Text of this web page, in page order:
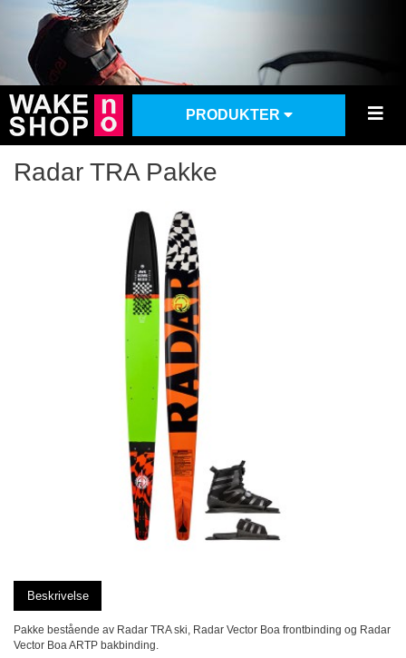
PRODUKTER
Radar TRA Pakke
Beskrivelse
Pakke bestående av Radar TRA ski, Radar Vector Boa frontbinding og Radar
Vector Boa ARTP bakbinding.